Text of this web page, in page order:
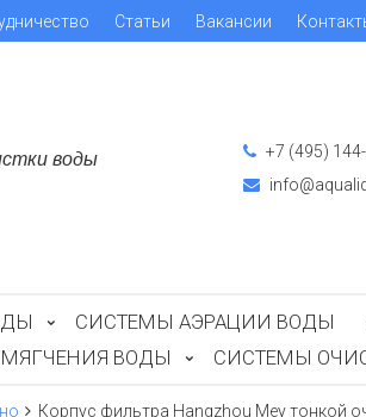
Статьи Вакансии
воды
+7 (495)
СИСТЕМЫ АЭРАЦИИ ВОДЫ
ВОДЫ
СИСТЕМЫ
Корпус фильтра Hangzhou Mey тонкой